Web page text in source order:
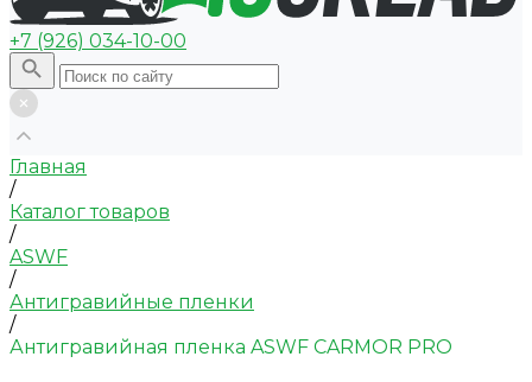
+7 (926) 034-10-00
Главная
/
Каталог товаров
/
ASWF
/
Антигравийные пленки
/
Антигравийная пленка ASWF CARMOR PRO